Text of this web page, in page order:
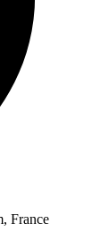
France